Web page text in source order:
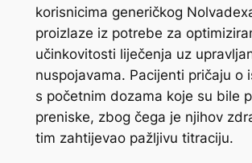
korisnicima generičkog
proizlaze iz potrebe za
učinkovitosti liječenja uz
nuspojavama. Pacijenti pričaju o
s početnim dozama koje su bile
preniske, zbog čega je njihov
tim zahtijevao pažljivu titraciju.